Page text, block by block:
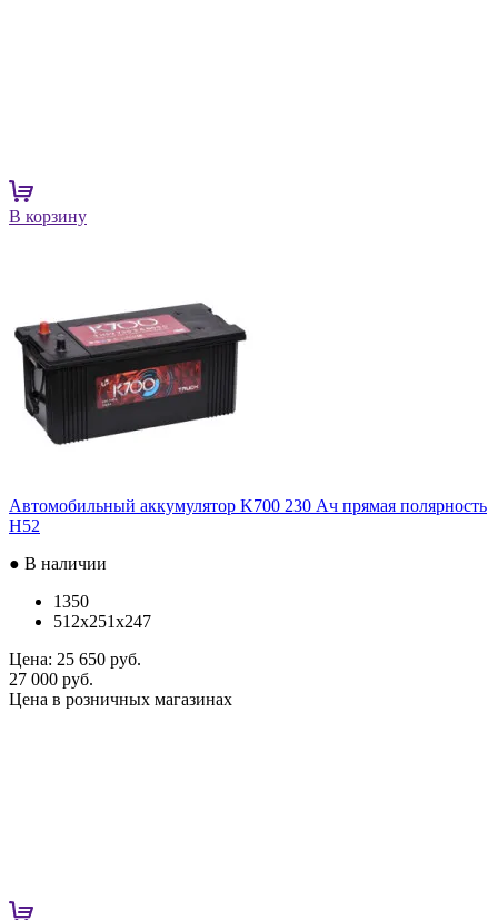
В корзину
Автомобильный аккумулятор K700 230 Ач прямая полярность
H52
● В наличии
1350
512x251x247
Цена: 25 650 руб.
27 000 руб.
Цена в розничных магазинах